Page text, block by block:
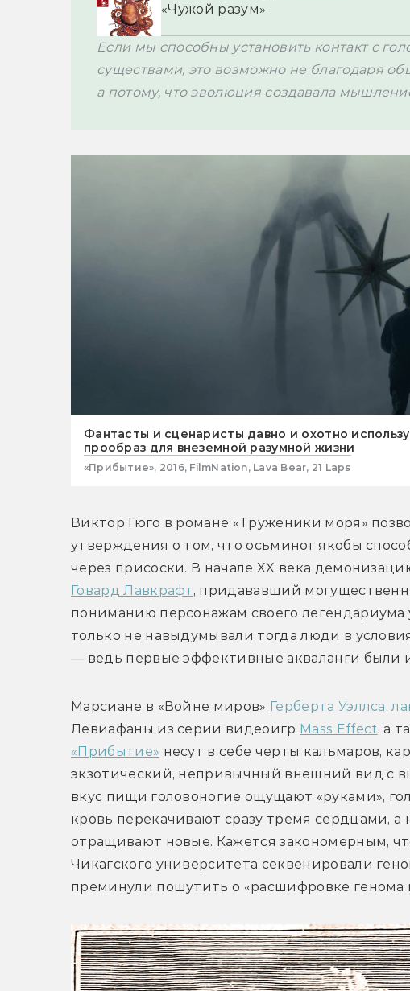
«Чужой разум»
Если мы способны установить контакт с
существами, это возможно не благодаря
а потому, что эволюция создавала
Фантасты и сценаристы давно и охотно
прообраз для внеземной разумной жизни
«Прибытие», 2016, FilmNation, Lava Bear, 21 Laps
Виктор Гюго в романе «Труженики моря»
утверждения о том, что осьминог якобы
Говард Лавкрафт, придававший
пониманию персонажам своего
только не навыдумывали тогда люди в
— ведь первые эффективные акваланги были
Марсиане в «Войне миров» Герберта Уэллса,
Левиафаны из серии видеоигр Mass Effect
«Прибытие» несут в себе черты кальмаров,
экзотический, непривычный внешний вид с
вкус пищи головоногие ощущают «руками»,
кровь перекачивают сразу тремя сердцами, а
отращивают новые. Кажется закономерным,
Чикагского университета секвенировали
преминули пошутить о «расшифровке генома